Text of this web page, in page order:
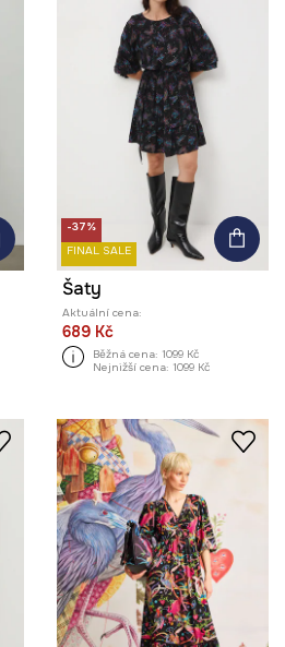
-37%
FINAL SALE
Šaty
Aktuální cena:
689 Kč
Běžná cena: 1099 Kč
Nejnižší cena: 1099 Kč